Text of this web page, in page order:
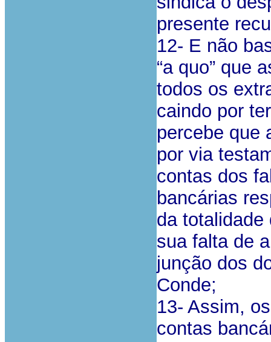
presente
12- E não
“a quo” que
todos os
caindo por
percebe que
por via
contas dos
bancárias
da totalidade
sua falta de
junção dos
Conde;
13- Assim,
contas